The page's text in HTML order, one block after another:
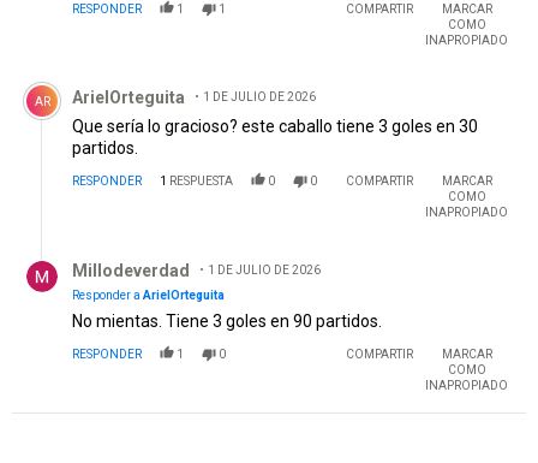
RESPONDER 1 1 COMPARTIR
MARCAR
COMO
INAPROPIADO
Comentario de ArielOrteguita.
AR ArielOrteguita 1 DE JULIO DE 2026
Que sería lo gracioso? este caballo tiene 3 goles en 30
partidos.
RESPONDER 1 RESPUESTA 0 0 COMPARTIR
MARCAR
COMO
INAPROPIADO
Millodeverdad
1 DE JULIO DE 2026
Responder a ArielOrteguita
No mientas. Tiene 3 goles en 90 partidos.
RESPONDER 1 0 COMPARTIR
MARCAR
COMO
INAPROPIADO